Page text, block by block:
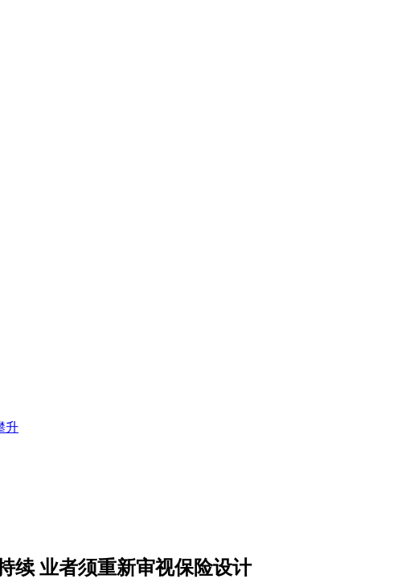
升
续 业者须重新审视保险设计